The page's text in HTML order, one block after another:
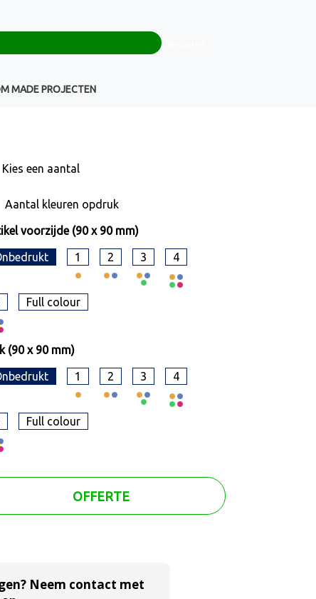
+32(0)16 43 54 19
MADE PROJECTEN
Kies een aantal
Aantal kleuren opdruk
voorzijde (90 x 90 mm)
1 2 3 4
Full colour
(90 x 90 mm)
1 2 3 4
Full colour
OFFERTE
Neem contact met